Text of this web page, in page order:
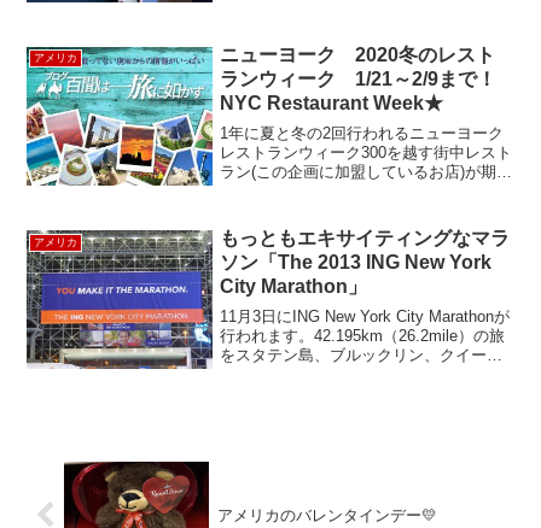
た 大勢の人々は一つ...
アメリカ
ニューヨーク 2020冬のレスト
ランウィーク 1/21～2/9まで！
NYC Restaurant Week★
1年に夏と冬の2回行われるニューヨーク
レストランウィーク300を越す街中レスト
ラン(この企画に加盟しているお店)が期間
ちかね、2020年冬の陣は1月21日(火...
アメリカ
もっともエキサイティングなマラ
ソン「The 2013 ING New York
City Marathon」
11月3日にING New York City Marathonが
行われます。42.195km（26.2mile）の旅
をスタテン島、ブルックリン、クイーン
アメリカのバレンタインデー💛